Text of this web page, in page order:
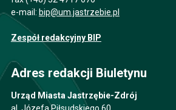
e-mail: bip@um.jastrzebie.pl
Zespół redakcyjny BIP
Adres redakcji Biuletynu
Urząd Miasta Jastrzębie-Zdrój